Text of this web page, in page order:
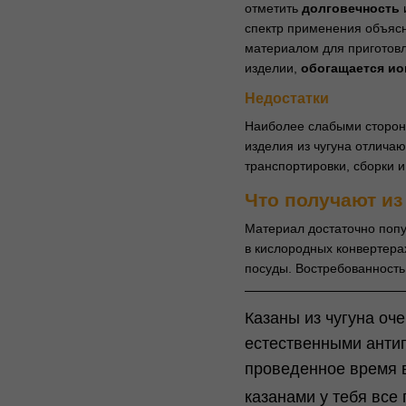
отметить долговечность
спектр применения
материалом для
изделии, обогащается
Недостатки
Наиболее слабыми
изделия из чугуна
транспортировки, сборки
Что получают из
Материал достаточно
в кислородных
посуды.
Казаны из чугуна
естественными
проведенное время
казанами у тебя все